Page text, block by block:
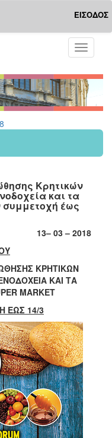
ΕΙΣΟΔΟΣ
Toggle
Κρητικών
και τα
έως
13– 03 – 2018
ΚΡΗΤΙΚΩΝ
ΚΑΙ ΤΑ
MARKET
ΕΩΣ 14/3